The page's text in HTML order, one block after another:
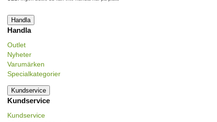
Handla
Handla
Outlet
Nyheter
Varumärken
Specialkategorier
Kundservice
Kundservice
Kundservice